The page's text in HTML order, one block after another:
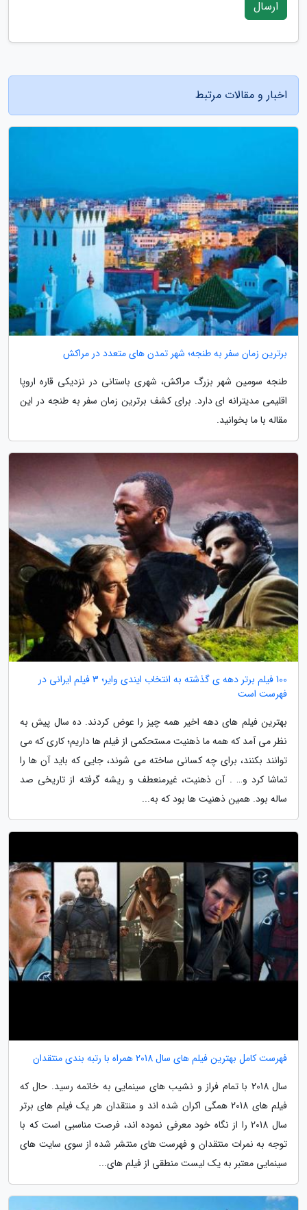
ارسال
اخبار و مقالات مرتبط
برترین زمان سفر به طنجه؛ شهر تمدن های متعدد در مراکش
طنجه سومین شهر بزرگ مراکش، شهری باستانی در نزدیکی قاره اروپا
اقلیمی مدیترانه ای دارد. برای کشف برترین زمان سفر به طنجه در این
مقاله با ما بخوانید.
100 فیلم برتر دهه ی گذشته به انتخاب ایندی وایر؛ 3 فیلم ایرانی در
فهرست است
بهترین فیلم های دهه اخیر همه چیز را عوض کردند. ده سال پیش به
نظر می آمد که همه ما ذهنیت مستحکمی از فیلم ها داریم؛ کاری که می
توانند بکنند، برای چه کسانی ساخته می شوند، جایی که باید آن ها را
تماشا کرد و… . آن ذهنیت، غیرمنعطف و ریشه گرفته از تاریخی صد
ساله بود. همین ذهنیت ها بود که به...
فهرست کامل بهترین فیلم های سال 2018 همراه با رتبه بندی منتقدان
سال 2018 با تمام فراز و نشیب های سینمایی به خاتمه رسید. حال که
فیلم های 2018 همگی اکران شده اند و منتقدان هر یک فیلم های برتر
سال 2018 را از نگاه خود معرفی نموده اند، فرصت مناسبی است که با
توجه به نمرات منتقدان و فهرست های منتشر شده از سوی سایت های
سینمایی معتبر به یک لیست منطقی از فیلم های...